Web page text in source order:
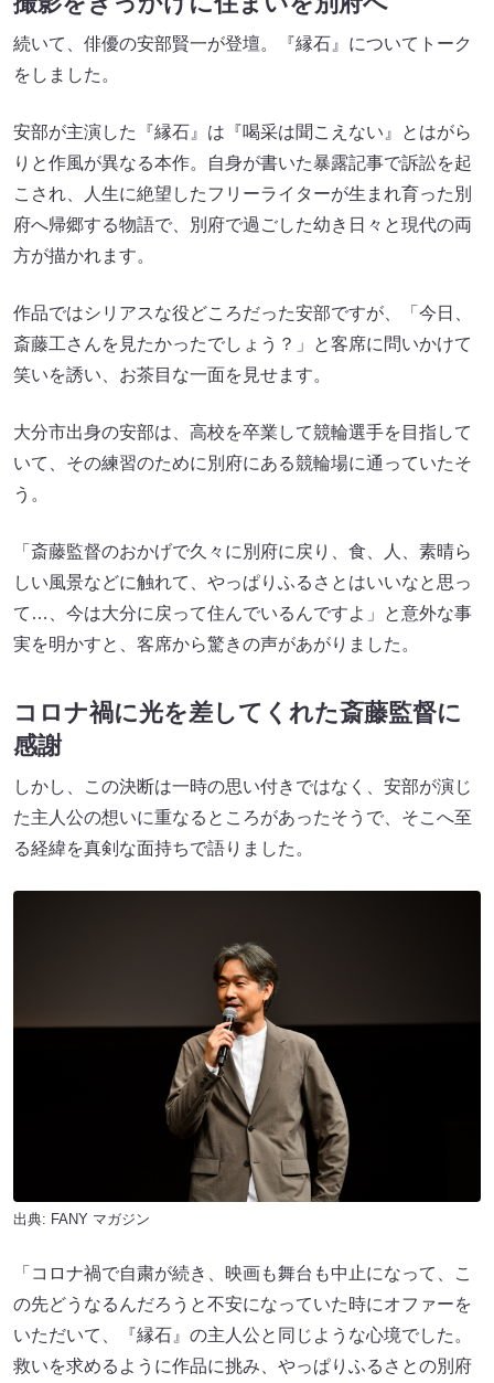
続いて、俳優の安部賢一が登壇。『縁石』についてトーク
をしました。
安部が主演した『縁石』は『喝采は聞こえない』とはがら
りと作風が異なる本作。自身が書いた暴露記事で訴訟を起
こされ、人生に絶望したフリーライターが生まれ育った別
府へ帰郷する物語で、別府で過ごした幼き日々と現代の両
方が描かれます。
作品ではシリアスな役どころだった安部ですが、「今日、
斎藤工さんを見たかったでしょう？」と客席に問いかけて
笑いを誘い、お茶目な一面を見せます。
大分市出身の安部は、高校を卒業して競輪選手を目指して
いて、その練習のために別府にある競輪場に通っていたそ
う。
「斎藤監督のおかげで久々に別府に戻り、食、人、素晴ら
しい風景などに触れて、やっぱりふるさとはいいなと思っ
て…、今は大分に戻って住んでいるんですよ」と意外な事
実を明かすと、客席から驚きの声があがりました。
コロナ禍に光を差してくれた斎藤監督に
感謝
しかし、この決断は一時の思い付きではなく、安部が演じ
た主人公の想いに重なるところがあったそうで、そこへ至
る経緯を真剣な面持ちで語りました。
出典: FANY マガジン
「コロナ禍で自粛が続き、映画も舞台も中止になって、こ
の先どうなるんだろうと不安になっていた時にオファーを
いただいて、『縁石』の主人公と同じような心境でした。
救いを求めるように作品に挑み、やっぱりふるさとの別府